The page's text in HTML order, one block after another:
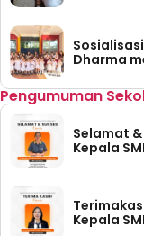
Dharma
Pengumuman
Selamat
Kepala
Kepala